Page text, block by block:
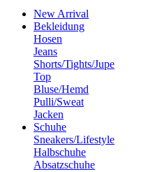
New Arrival
Bekleidung
Hosen
Jeans
Shorts/Tights/Jupe
Top
Bluse/Hemd
Pulli/Sweat
Jacken
Schuhe
Sneakers/Lifestyle
Halbschuhe
Absatzschuhe